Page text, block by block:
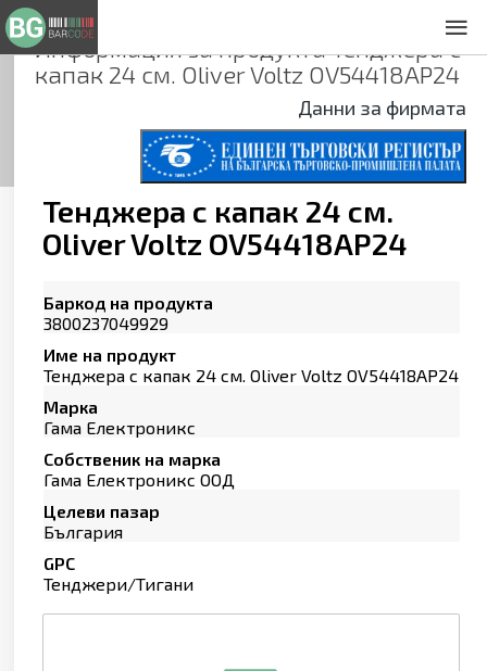
Информация за продуктаТенджера с
капак 24 см. Oliver Voltz OV54418AP24
Данни за фирмата
Тенджера с капак 24 см.
Oliver Voltz OV54418AP24
Баркод на продукта
3800237049929
Име на продукт
Тенджера с капак 24 см. Oliver Voltz OV54418AP24
Марка
Гама Електроникс
Собственик на марка
Гама Електроникс ООД
Целеви пазар
България
GPC
Тенджери/Тигани
Общи условия
Декларация за проверителност
Заснемане на продукти
Контакти